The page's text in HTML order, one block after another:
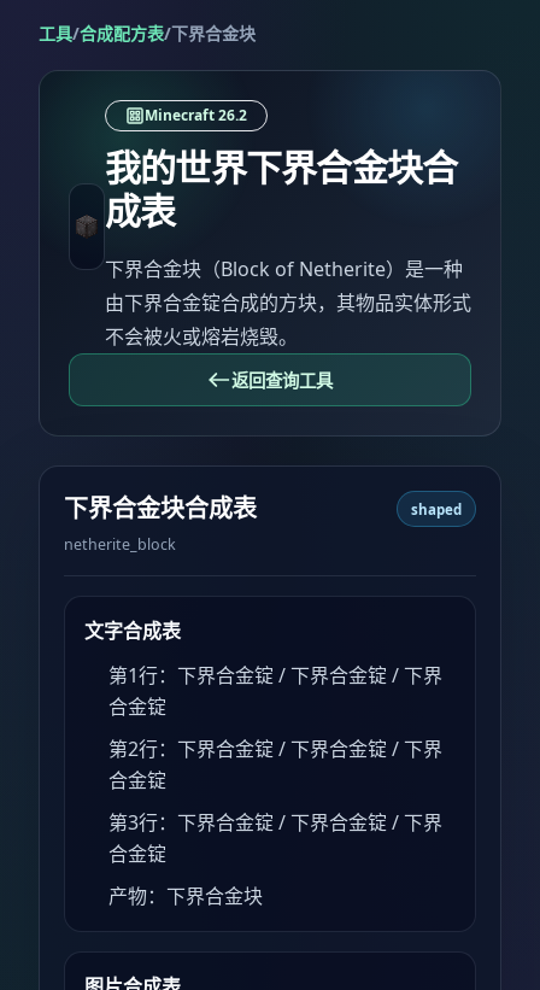
工具/合成配方表/下界合金块
Minecraft 26.2
我的世界下界合金块合
成表
下界合金块（Block of Netherite）是一种
由下界合金锭合成的方块，其物品实体形式
不会被火或熔岩烧毁。
返回查询工具
下界合金块合成表
netherite_block
shaped
文字合成表
第1行：下界合金锭 / 下界合金锭 / 下界
合金锭
第2行：下界合金锭 / 下界合金锭 / 下界
合金锭
第3行：下界合金锭 / 下界合金锭 / 下界
合金锭
产物：下界合金块